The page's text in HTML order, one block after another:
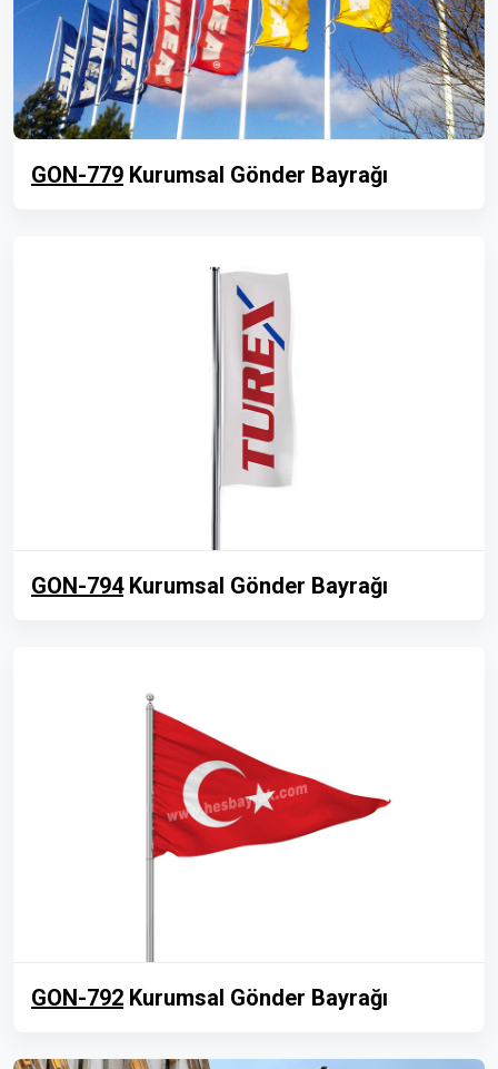
GON-779 Kurumsal Gönder Bayrağı
GON-794Kurumsal Gönder Bayrağı
GON-792 Kurumsal Gönder Bayrağı